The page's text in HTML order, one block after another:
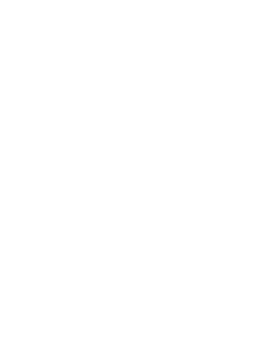
Custodite mandata
abominabilia, quae
vos, et ne polluamini